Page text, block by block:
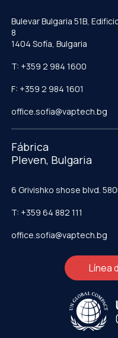
Bulevar Bulgaria 51B,
8
1404 Sofía, Bulgaria
T: +359 2 984 1600
F: +359 2 984 1601
office.sofia@vaptech.bg
Fábrica
Pleven, Bulgaria
6 Grivishko shose blvd.
T: +359 64 882 111
office.sofia@vaptech.bg
Línea